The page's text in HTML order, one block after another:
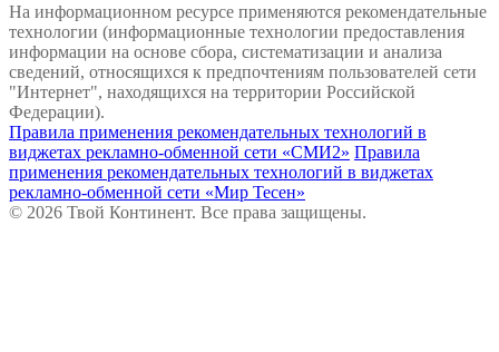
На информационном ресурсе применяются рекомендательные
технологии (информационные технологии предоставления
информации на основе сбора, систематизации и анализа
сведений, относящихся к предпочтениям пользователей сети
"Интернет", находящихся на территории Российской
Федерации).
Правила применения рекомендательных технологий в
виджетах рекламно-обменной сети «СМИ2» Правила
применения рекомендательных технологий в виджетах
рекламно-обменной сети «Мир Тесен»
© 2026 Твой Континент. Все права защищены.